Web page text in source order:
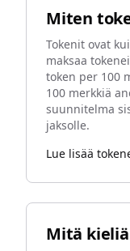
Miten
Tokenit ovat
maksaa
token per 100
100 merkkiä
suunnitelma
jaksolle.
Lue lisää
Mitä